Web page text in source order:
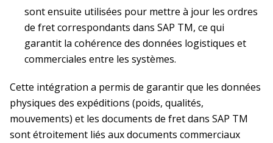
sont ensuite utilisées pour mettre à jour les ordres
de fret correspondants dans SAP TM, ce qui
garantit la cohérence des données logistiques et
commerciales entre les systèmes.
Cette intégration a permis de garantir que les données
physiques des expéditions (poids, qualités,
mouvements) et les documents de fret dans SAP TM
sont étroitement liés aux documents commerciaux